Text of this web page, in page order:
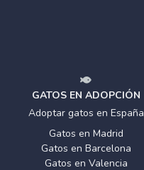
GATOS EN ADOPCIÓN
Adoptar gatos en España
Gatos en Madrid
Gatos en Barcelona
Gatos en Valencia